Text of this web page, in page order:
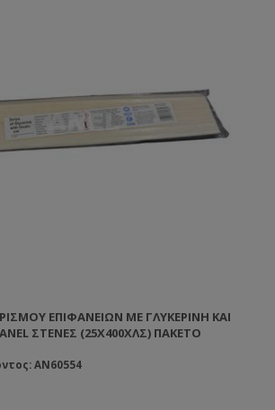
ΕΠΙΦΑΝΕΊΩΝ ΜΕ ΓΛΥΚΕΡΊΝΗ ΚΑΙ
ΣΤΕΝΈΣ (25X400ΧΛΣ) ΠΑΚΈΤΟ
AN60554